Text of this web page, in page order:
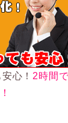
心！2時間